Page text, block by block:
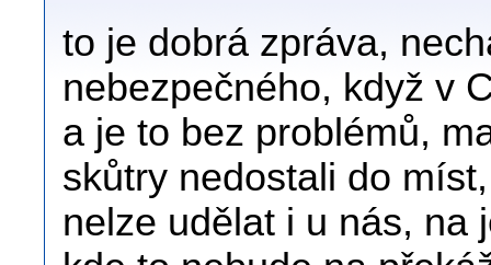
to je dobrá zpráva,
nebezpečného, když v
a je to bez problémů,
skůtry nedostali do
nelze udělat i u nás, na